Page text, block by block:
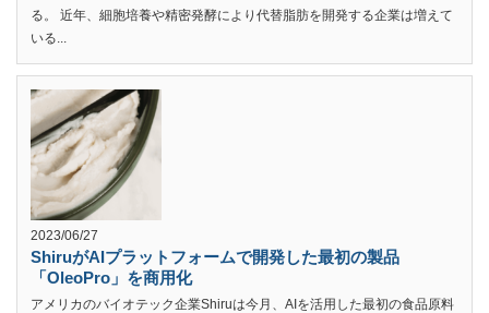
る。 近年、細胞培養や精密発酵により代替脂肪を開発する企業は増えて
いる...
2023/06/27
ShiruがAIプラットフォームで開発した最初の製品
「OleoPro」を商用化
アメリカのバイオテック企業Shiruは今月、AIを活用した最初の食品原料